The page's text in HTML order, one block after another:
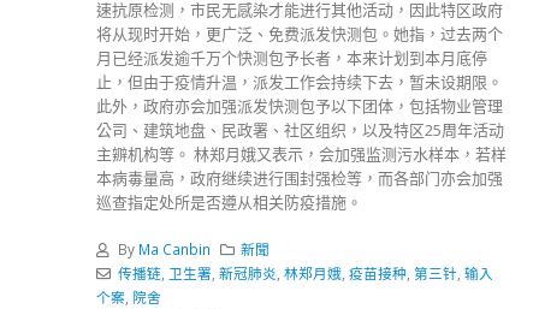
速抗原检测，市民无感染才能进行其他活动，因此特区政府
将从现时开始，更广泛、免费派发快测包。她指，过去两个
月已经派发逾千万个快测包予长者，本来计划到本月底停
止，但由于疫情升温，派发工作会持续下去，暂未设期限。
此外，政府亦会加强派发快测包予以下团体，包括物业管理
公司、建筑地盘、民政署、社区组织，以及特区25周年活动
主辧机构等。 林郑月娥又表示，会加强监测污水样本，若样
本病毒量高，政府继续进行围封强检等，而各部门亦会加强
巡查指定处所是否遵从相关防疫措施。
By Ma Canbin
新聞
传播链, 卫生署 新冠肺炎 林郑月娥, 疫苗接种 第三针, 输入
个案 院舍